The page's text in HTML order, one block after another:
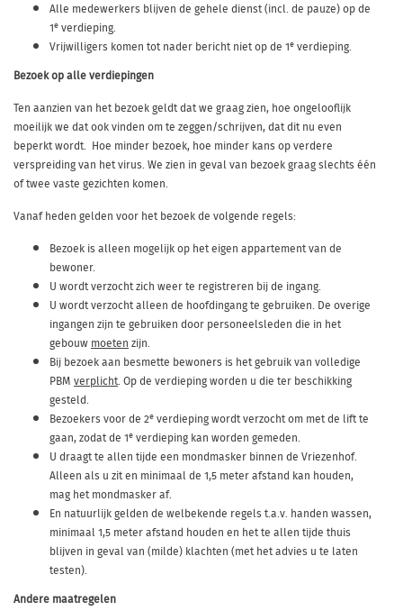
Alle medewerkers blijven de gehele dienst (incl. de pauze) op de
1e verdieping.
Vrijwilligers komen tot nader bericht niet op de 1e verdieping.
Bezoek op alle verdiepingen
Ten aanzien van het bezoek geldt dat we graag zien, hoe ongelooflijk
moeilijk we dat ook vinden om te zeggen/schrijven, dat dit nu even
beperkt wordt. Hoe minder bezoek, hoe minder kans op verdere
verspreiding van het virus. We zien in geval van bezoek graag slechts één
of twee vaste gezichten komen.
Vanaf heden gelden voor het bezoek de volgende regels:
Bezoek is alleen mogelijk op het eigen appartement van de
bewoner.
U wordt verzocht zich weer te registreren bij de ingang.
U wordt verzocht alleen de hoofdingang te gebruiken. De overige
ingangen zijn te gebruiken door personeelsleden die in het
gebouw moeten zijn.
Bij bezoek aan besmette bewoners is het gebruik van volledige
PBM verplicht. Op de verdieping worden u die ter beschikking
gesteld.
Bezoekers voor de 2e verdieping wordt verzocht om met de lift te
gaan, zodat de 1e verdieping kan worden gemeden.
U draagt te allen tijde een mondmasker binnen de Vriezenhof.
Alleen als u zit en minimaal de 1,5 meter afstand kan houden,
mag het mondmasker af.
En natuurlijk gelden de welbekende regels t.a.v. handen wassen,
minimaal 1,5 meter afstand houden en het te allen tijde thuis
blijven in geval van (milde) klachten (met het advies u te laten
testen).
Andere maatregelen